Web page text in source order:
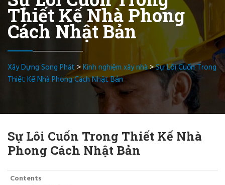
Thiết Kế Nhà Phong
Cách Nhật Bản
Xây Dựng Song Phát>Kinh nghiệm xây nhà>Sự Lôi Cuốn Trong
Thiết Kế Nhà Phong Cách Nhật Bản
Sự Lôi Cuốn Trong Thiết Kế Nhà
Phong Cách Nhật Bản
Contents